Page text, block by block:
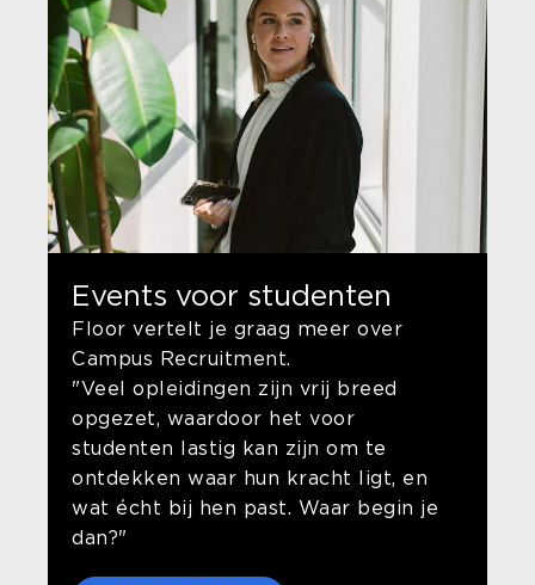
Events voor studenten
Floor vertelt je graag meer over
Campus Recruitment.
"Veel opleidingen zijn vrij breed
opgezet, waardoor het voor
studenten lastig kan zijn om te
ontdekken waar hun kracht ligt, en
wat écht bij hen past. Waar begin je
dan?"